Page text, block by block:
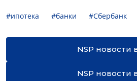
#ипотека #банки #Сбербанк
NSP новости
NSP новости